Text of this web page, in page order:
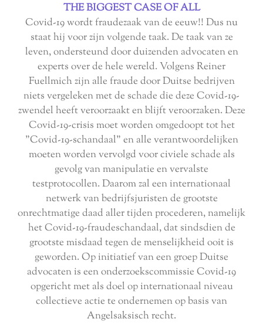
THE BIGGEST CASE OF ALL
Covid-19 wordt fraudezaak van de eeuw!! Dus nu
staat hij voor zijn volgende taak. De taak van ze
leven, ondersteund door duizenden advocaten en
experts over de hele wereld. Volgens Reiner
Fuellmich zijn alle fraude door Duitse bedrijven
niets vergeleken met de schade die deze Covid-19-
zwendel heeft veroorzaakt en blijft veroorzaken. Deze
Covid-19-crisis moet worden omgedoopt tot het
"Covid-19-schandaal" en alle verantwoordelijken
moeten worden vervolgd voor civiele schade als
gevolg van manipulatie en vervalste
testprotocollen. Daarom zal een internationaal
netwerk van bedrijfsjuristen de grootste
onrechtmatige daad aller tijden procederen, namelijk
het Covid-19-fraudeschandaal, dat sindsdien de
grootste misdaad tegen de menselijkheid ooit is
geworden. Op initiatief van een groep Duitse
advocaten is een onderzoekscommissie Covid-19
opgericht met als doel op internationaal niveau
collectieve actie te ondernemen op basis van
Angelsaksisch recht.